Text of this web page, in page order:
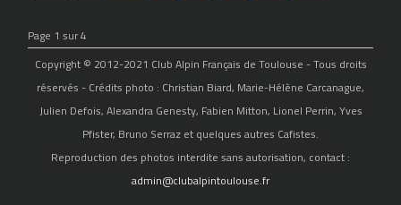
Page 1 sur 4
Copyright © 2012-2021 Club Alpin Français de Toulouse - Tous droits
réservés - Crédits photo : Christian Biard, Marie-Hélène Carcanague,
Julien Defois, Alexandra Genesty, Fabien Mitton, Lionel Perrin, Yves
Pfister, Bruno Serraz et quelques autres Cafistes.
Reproduction des photos interdite sans autorisation, contact :
admin@clubalpintoulouse.fr